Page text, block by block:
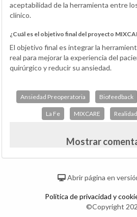
aceptabilidad de la herramienta entre
clínico.
¿Cuál es el objetivo final del proyecto
El objetivo final es integrar la
real para mejorar la experiencia del
quirúrgico y reducir su ansiedad.
Ansiedad Preoperatoria Biofeedback
La Fe MIXCARE
Mostrar
Abrir página en
Política de privacidad y
©Copyright